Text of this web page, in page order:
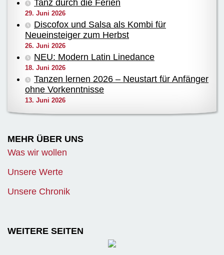
Tanz durch die Ferien
29. Juni 2026
Discofox und Salsa als Kombi für
Neueinsteiger zum Herbst
26. Juni 2026
NEU: Modern Latin Linedance
18. Juni 2026
Tanzen lernen 2026 – Neustart für Anfänger
ohne Vorkenntnisse
13. Juni 2026
MEHR ÜBER UNS
Was wir wollen
Unsere Werte
Unsere Chronik
WEITERE SEITEN